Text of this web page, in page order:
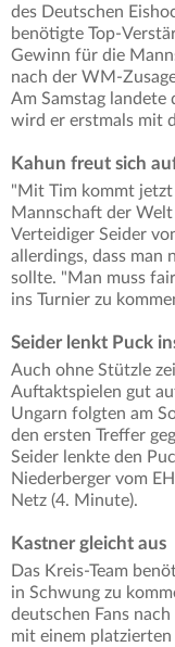
des Deutschen
benötigte Top-
Gewinn für die
nach der WM-
Am Samstag landete
wird er erstmals mit
Kahun freut sich
"Mit Tim kommt
Mannschaft der
Verteidiger Seider
allerdings, dass man
sollte. "Man muss
ins Turnier zu
Seider lenkt Puck
Auch ohne Stützle
Auftaktspielen gut
Ungarn folgten am
den ersten Treffer
Seider lenkte den
Niederberger vom
Netz (4. Minute).
Kastner gleicht aus
Das Kreis-Team
in Schwung zu
deutschen Fans
mit einem platzierten